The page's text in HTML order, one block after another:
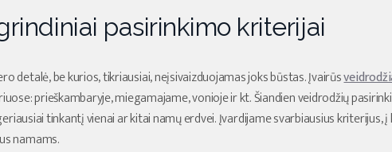
pasirinkimo kriterijai
detalė, be kurios, tikriausiai, neįsivaizduojamas joks būstas. Įvairūs
prieškambaryje, miegamajame, vonioje ir kt. Šiandien veidrodžių
tinkantį vienai ar kitai namų erdvei. Įvardijame svarbiausius kriterijus,
namams.